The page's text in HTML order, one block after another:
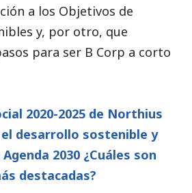
a los Objetivos de
y, por otro, que
para ser B Corp a corto
2020-2025 de Northius
desarrollo sostenible y
2030 ¿Cuáles son
destacadas?